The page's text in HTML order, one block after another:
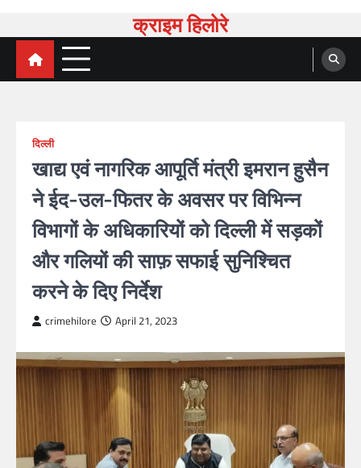
क्राइम हिलोरे
दिल्ली
खाद्य एवं नागरिक आपूर्ति मंत्री इमरान हुसैन
ने ईद-उल-फितर के अवसर पर विभिन्न
विभागों के अधिकारियों को दिल्ली में सड़कों
और गलियों की साफ़ सफाई सुनिश्चित
करने के दिए निर्देश
crimehilore April 21, 2023